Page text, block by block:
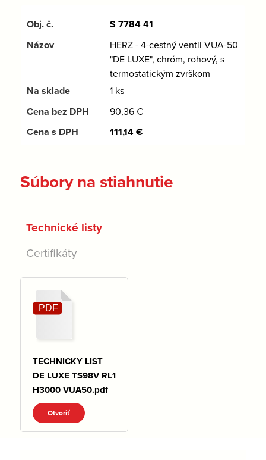
S 7784 41
HERZ - 4-cestný ventil VUA-50
"DE LUXE", chróm, rohový, s
termostatickým zvrškom
1 ks
90,36€
111,14€
Súbory na stiahnutie
Technické listy
Certifikáty
TECHNICKY LIST
DE LUXE TS98V RL1
H3000 VUA50.pdf
Otvoriť